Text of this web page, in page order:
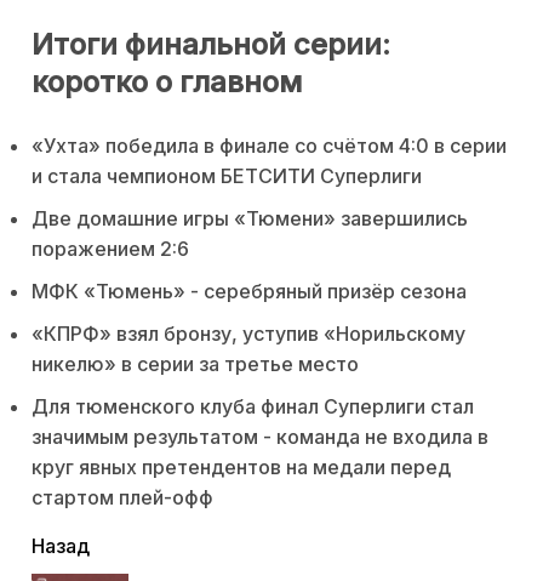
Итоги финальной серии:
коротко о главном
«Ухта» победила в финале со счётом 4:0 в серии
и стала чемпионом БЕТСИТИ Суперлиги
Две домашние игры «Тюмени» завершились
поражением 2:6
МФК «Тюмень» - серебряный призёр сезона
«КПРФ» взял бронзу, уступив «Норильскому
никелю» в серии за третье место
Для тюменского клуба финал Суперлиги стал
значимым результатом - команда не входила в
круг явных претендентов на медали перед
стартом плей-офф
читать
Назад